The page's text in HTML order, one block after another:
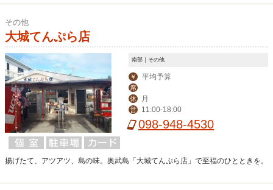
その他
大城てんぷら店
南部｜その他
￥ 平均予算
席
休
月
営 11:00-18:00
098-948-4530
揚げたて、アツアツ、島の味。奥武島「大城てんぷら店」で至福のひとときを。